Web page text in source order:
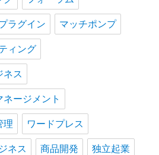
ラグイン マッチポンプ
ィング
ネス
ージメント
理 ワードプレス
ネス 商品開発 独立起業